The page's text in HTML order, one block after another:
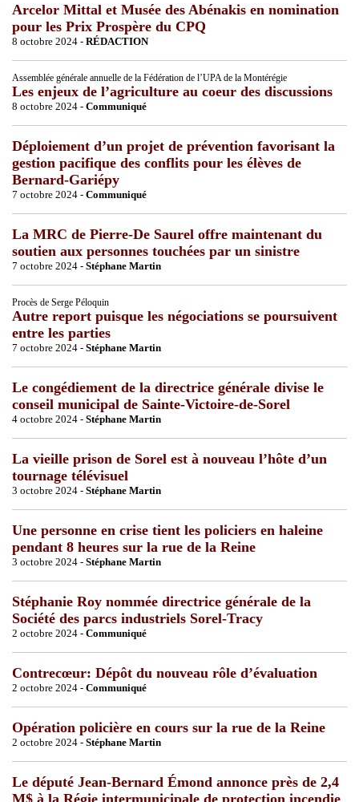
Arcelor Mittal et Musée des Abénakis en nomination
pour les Prix Prospère du CPQ
8 octobre 2024 - RÉDACTION
Assemblée générale annuelle de la Fédération de l’UPA de la Montérégie
Les enjeux de l’agriculture au coeur des discussions
8 octobre 2024 - Communiqué
Déploiement d’un projet de prévention favorisant la
gestion pacifique des conflits pour les élèves de
Bernard-Gariépy
7 octobre 2024 - Communiqué
La MRC de Pierre-De Saurel offre maintenant du
soutien aux personnes touchées par un sinistre
7 octobre 2024 - Stéphane Martin
Procès de Serge Péloquin
Autre report puisque les négociations se poursuivent
entre les parties
7 octobre 2024 - Stéphane Martin
Le congédiement de la directrice générale divise le
conseil municipal de Sainte-Victoire-de-Sorel
4 octobre 2024 - Stéphane Martin
La vieille prison de Sorel est à nouveau l’hôte d’un
tournage télévisuel
3 octobre 2024 - Stéphane Martin
Une personne en crise tient les policiers en haleine
pendant 8 heures sur la rue de la Reine
3 octobre 2024 - Stéphane Martin
Stéphanie Roy nommée directrice générale de la
Société des parcs industriels Sorel-Tracy
2 octobre 2024 - Communiqué
Contrecœur: Dépôt du nouveau rôle d’évaluation
2 octobre 2024 - Communiqué
Opération policière en cours sur la rue de la Reine
2 octobre 2024 - Stéphane Martin
Le député Jean-Bernard Émond annonce près de 2,4
M$ à la Régie intermunicipale de protection incendie